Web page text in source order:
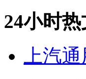
24小时热
上汽